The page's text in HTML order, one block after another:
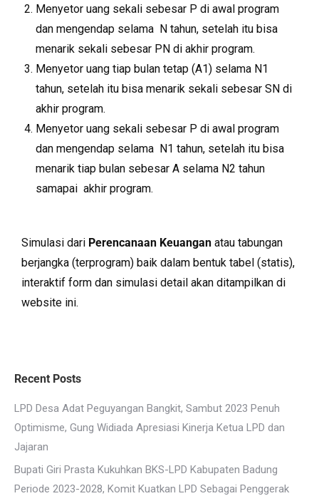
Menyetor uang sekali sebesar P di awal program
dan mengendap selama N tahun, setelah itu bisa
menarik sekali sebesar PN di akhir program.
Menyetor uang tiap bulan tetap (A1) selama N1
tahun, setelah itu bisa menarik sekali sebesar SN di
akhir program.
Menyetor uang sekali sebesar P di awal program
dan mengendap selama N1 tahun, setelah itu bisa
menarik tiap bulan sebesar A selama N2 tahun
samapai akhir program.
Simulasi dari Perencanaan Keuangan atau tabungan
berjangka (terprogram) baik dalam bentuk tabel (statis),
interaktif form dan simulasi detail akan ditampilkan di
website ini.
Recent Posts
LPD Desa Adat Peguyangan Bangkit, Sambut 2023 Penuh
Optimisme, Gung Widiada Apresiasi Kinerja Ketua LPD dan
Jajaran
Bupati Giri Prasta Kukuhkan BKS-LPD Kabupaten Badung
Periode 2023-2028, Komit Kuatkan LPD Sebagai Penggerak